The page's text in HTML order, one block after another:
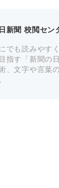
新聞 校閲セン
でも読みやす
指す「新聞の
、文字や言葉